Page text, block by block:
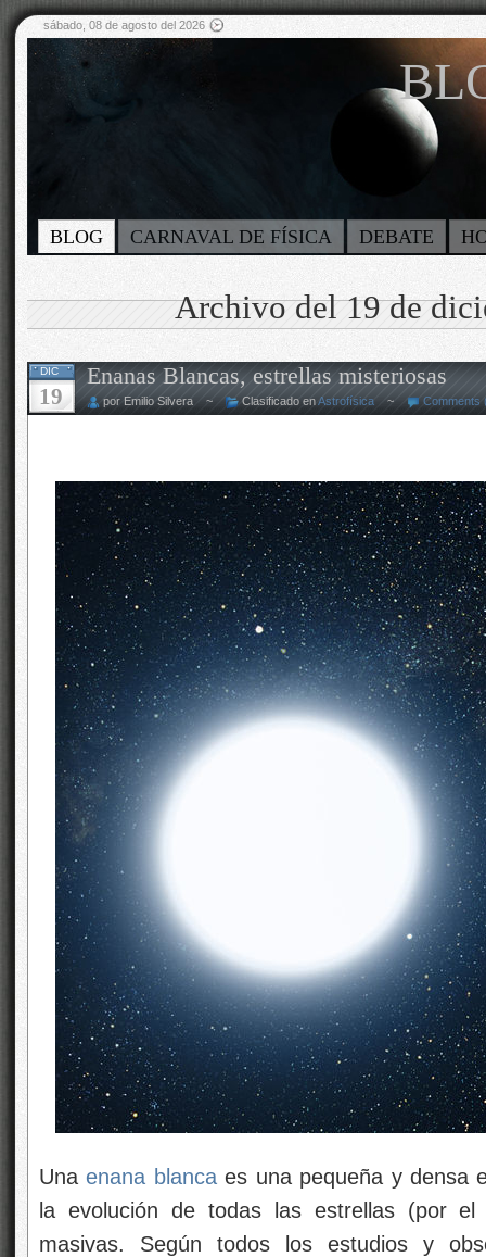
sábado, 08 de agosto del 2026
BLOG CARNAVAL DE FÍSICA DEBATE
Archivo del 19 de
DIC
19
Enanas Blancas, estrellas misteriosas
por Emilio Silvera ~ Clasificado enAstrofísica~ Comments
Unaenana blancaes una pequeña y densa
la evolución de todas las estrellas (por
masivas. Según todos los estudios y